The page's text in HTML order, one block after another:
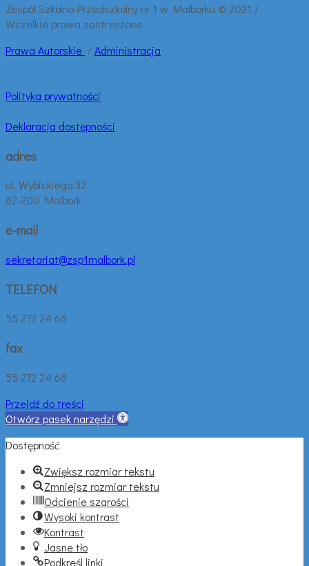
Zespół Szkolno-Przedszkolny nr 1 w Malborku © 2021 /
Wszelkie prawa zastrzeżone
Prawa Autorskie /Administracja
Polityka prywatności
Deklaracja dostępności
adres
ul. Wybickiego 32
82-200 Malbork
e-mail
sekretariat@zsp1malbork.pl
TELEFON
55 272 24 68
fax
55 272 24 68
Przejdź do treści
Otwórz pasek narzędzi
Dostępność
Zwiększ rozmiar tekstu
Zmniejsz rozmiar tekstu
Odcienie szarości
Wysoki kontrast
Kontrast
Jasne tło
Podkreśl linki